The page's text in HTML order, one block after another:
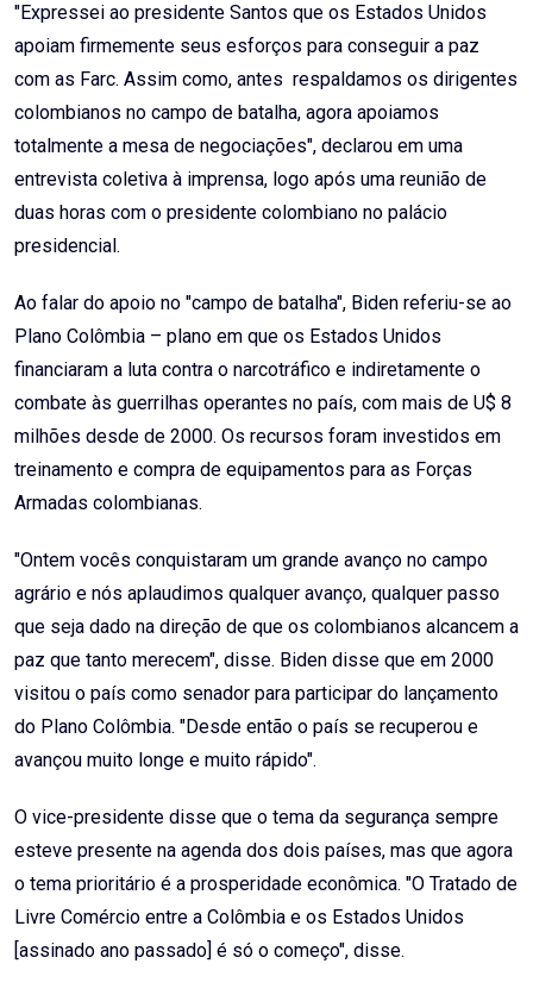
"Expressei ao presidente Santos que os Estados Unidos
apoiam firmemente seus esforços para conseguir a paz
com as Farc. Assim como, antes respaldamos os dirigentes
colombianos no campo de batalha, agora apoiamos
totalmente a mesa de negociações", declarou em uma
entrevista coletiva à imprensa, logo após uma reunião de
duas horas com o presidente colombiano no palácio
presidencial.
Ao falar do apoio no "campo de batalha", Biden referiu-se ao
Plano Colômbia – plano em que os Estados Unidos
financiaram a luta contra o narcotráfico e indiretamente o
combate às guerrilhas operantes no país, com mais de U$ 8
milhões desde de 2000. Os recursos foram investidos em
treinamento e compra de equipamentos para as Forças
Armadas colombianas.
"Ontem vocês conquistaram um grande avanço no campo
agrário e nós aplaudimos qualquer avanço, qualquer passo
que seja dado na direção de que os colombianos alcancem a
paz que tanto merecem", disse. Biden disse que em 2000
visitou o país como senador para participar do lançamento
do Plano Colômbia. "Desde então o país se recuperou e
avançou muito longe e muito rápido".
O vice-presidente disse que o tema da segurança sempre
esteve presente na agenda dos dois países, mas que agora
o tema prioritário é a prosperidade econômica. "O Tratado de
Livre Comércio entre a Colômbia e os Estados Unidos
[assinado ano passado] é só o começo", disse.